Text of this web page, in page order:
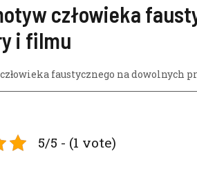
człowieka
i filmu
faustycznego na dowolnych
5/5 - (1 vote)